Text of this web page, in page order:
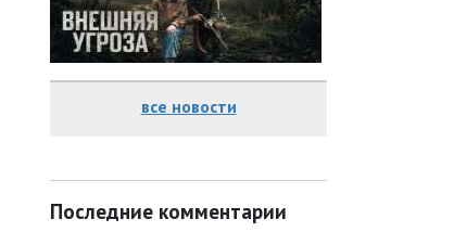
все новости
Последние комментарии